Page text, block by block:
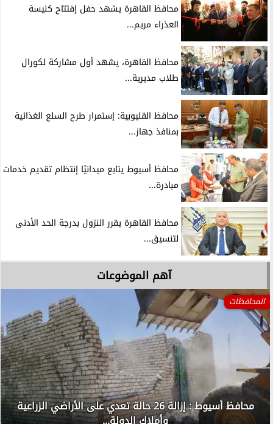
محافظ القاهرة يشهد حفل إفتتاح كنيسة
العذراء مريم...
محافظ القاهرة، يشهد أول مشاركة لكورال
طلاب مديرية...
محافظ القليوبية: إستمرار طرح السلع الغذائية
بمنافذ جهاز...
محافظ أسيوط يتابع ميدانيًا إنتظام تقديم خدمات
مبادرة...
محافظ القاهرة يقرر النزول بدرجة الحد الأدنى
لتنسيق...
آهم الموضوعات
المحافظات
محافظ أسيوط : إزالة 26 حالة تعدي على الأراضي الزراعية